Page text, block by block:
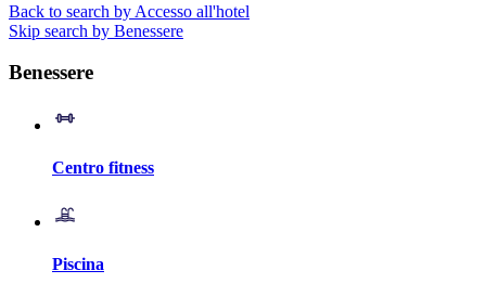
Back to search by Accesso all'hotel
Skip search by Benessere
Benessere
Centro fitness
Piscina